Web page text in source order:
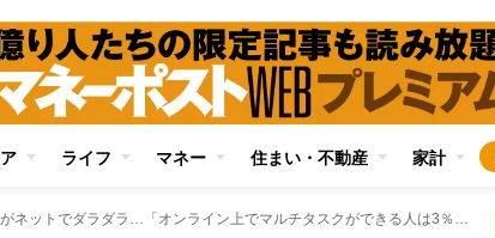
ライフ マネー 住まい・不動産 家計
仕事をするはずがネットでダラダラ…「オンライン上でマルチタスクができる人は3％」という現実 “先延ばしグセ”の対処にはSNSの強制遮断も効果的